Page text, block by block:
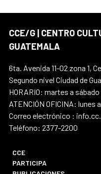
CCE/G | CENTRO
GUATEMALA
6ta. Avenida 11-02 zona 1,
Segundo nivel Ciudad de
HORARIO: martes a
ATENCIÓN OFICINA: lunes
Correo electrónico :
Teléfono: 2377-2200
CCE
PARTICIPA